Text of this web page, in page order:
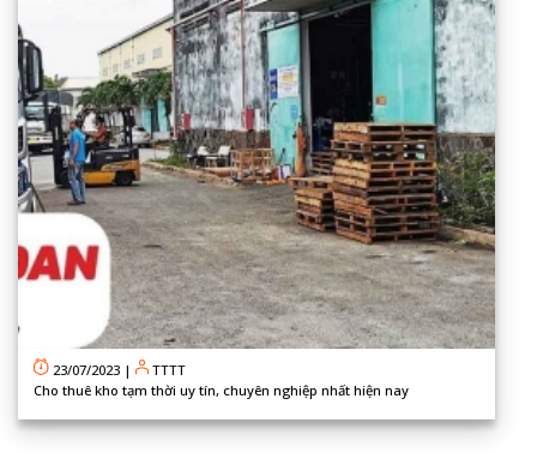
23/07/2023 |
TTTT
Cho thuê kho tạm thời uy tín, chuyên nghiệp nhất hiện nay